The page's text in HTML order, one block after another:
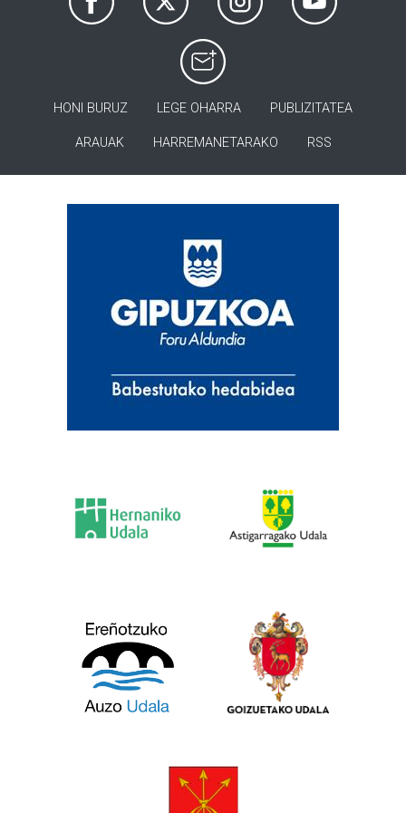
HONI BURUZ LEGE OHARRA PUBLIZITATEA
ARAUAK HARREMANETARAKO RSS